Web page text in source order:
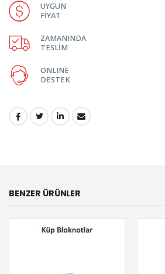
UYGUN
FİYAT
ZAMANINDA
TESLİM
ONLINE
DESTEK
PAYLAŞ:
BENZER ÜRÜNLER